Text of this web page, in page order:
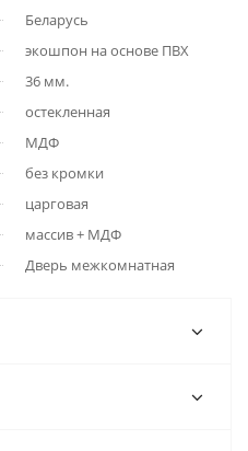
Беларусь
экошпон на основе ПВХ
36 мм.
остекленная
МДФ
без кромки
царговая
массив + МДФ
Дверь межкомнатная